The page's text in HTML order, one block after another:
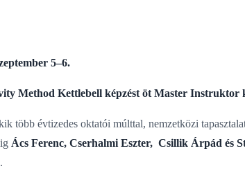
5–6.
Method Kettlebell képzést öt Master Instruktor
több évtizedes oktatói múlttal, nemzetközi
Ács Ferenc, Cserhalmi Eszter, Csillik Árpád és